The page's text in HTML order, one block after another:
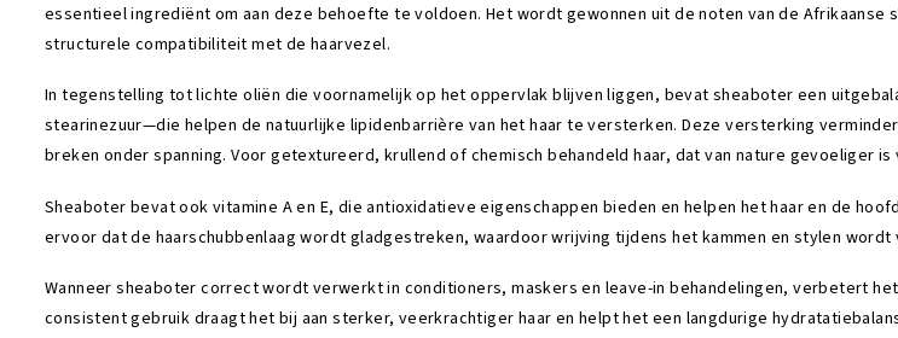
essentieel ingrediënt om aan deze behoefte te voldoen. Het wordt gewonnen uit de noten van de Afrikaanse
structurele compatibiliteit met de haarvezel.
In tegenstelling tot lichte oliën die voornamelijk op het oppervlak blijven liggen, bevat sheaboter een
stearinezuur—die helpen de natuurlijke lipidenbarrière van het haar te versterken. Deze versterking
breken onder spanning. Voor getextureerd, krullend of chemisch behandeld haar, dat van nature gevoeliger
Sheaboter bevat ook vitamine A en E, die antioxidatieve eigenschappen bieden en helpen het haar en de
ervoor dat de haarschubbenlaag wordt gladgestreken, waardoor wrijving tijdens het kammen en stylen wordt
Wanneer sheaboter correct wordt verwerkt in conditioners, maskers en leave-in behandelingen, verbetert
consistent gebruik draagt het bij aan sterker, veerkrachtiger haar en helpt het een langdurige